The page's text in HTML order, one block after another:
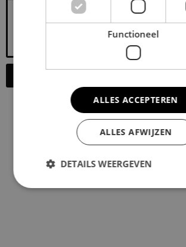
Functioneel
ALLES ACCEPTEREN
ALLES AFWIJZEN
DETAILS WEERGEVEN